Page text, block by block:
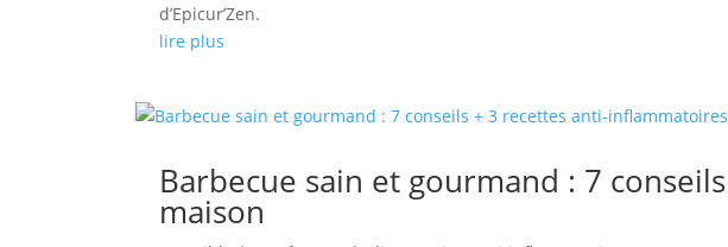
d’Epicur’Zen.
lire plus
Barbecue sain et gourmand : 7
maison